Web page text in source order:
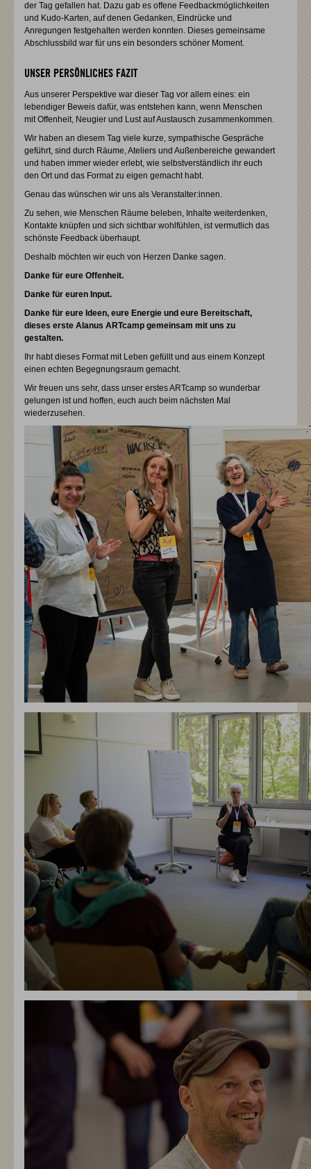
der Tag gefallen hat. Dazu gab es offene Feedbackmöglichkeiten
und Kudo-Karten, auf denen Gedanken, Eindrücke und
Anregungen festgehalten werden konnten. Dieses gemeinsame
Abschlussbild war für uns ein besonders schöner Moment.
UNSER PERSÖNLICHES FAZIT
Aus unserer Perspektive war dieser Tag vor allem eines: ein
lebendiger Beweis dafür, was entstehen kann, wenn Menschen
mit Offenheit, Neugier und Lust auf Austausch zusammenkommen.
Wir haben an diesem Tag viele kurze, sympathische Gespräche
geführt, sind durch Räume, Ateliers und Außenbereiche gewandert
und haben immer wieder erlebt, wie selbstverständlich ihr euch
den Ort und das Format zu eigen gemacht habt.
Genau das wünschen wir uns als Veranstalter:innen.
Zu sehen, wie Menschen Räume beleben, Inhalte weiterdenken,
Kontakte knüpfen und sich sichtbar wohlfühlen, ist vermutlich das
schönste Feedback überhaupt.
Deshalb möchten wir euch von Herzen Danke sagen.
Danke für eure Offenheit.
Danke für euren Input.
Danke für eure Ideen, eure Energie und eure Bereitschaft,
dieses erste Alanus ARTcamp gemeinsam mit uns zu
gestalten.
Ihr habt dieses Format mit Leben gefüllt und aus einem Konzept
einen echten Begegnungsraum gemacht.
Wir freuen uns sehr, dass unser erstes ARTcamp so wunderbar
gelungen ist und hoffen, euch auch beim nächsten Mal
wiederzusehen.